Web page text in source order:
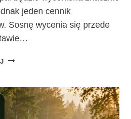
jeden cennik
Sosnę wycenia się przede
ILE
W
LESIE?
CENA